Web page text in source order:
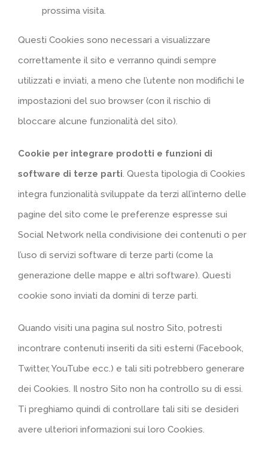
prossima visita.
Questi Cookies sono necessari a visualizzare
correttamente il sito e verranno quindi sempre
utilizzati e inviati, a meno che l’utente non modifichi le
impostazioni del suo browser (con il rischio di
bloccare alcune funzionalità del sito).
Cookie per integrare prodotti e funzioni di
software di terze parti . Questa tipologia di Cookies
integra funzionalità sviluppate da terzi all’interno delle
pagine del sito come le preferenze espresse sui
Social Network nella condivisione dei contenuti o per
l’uso di servizi software di terze parti (come la
generazione delle mappe e altri software). Questi
cookie sono inviati da domini di terze parti.
Quando visiti una pagina sul nostro Sito, potresti
incontrare contenuti inseriti da siti esterni (Facebook,
Twitter, YouTube ecc.) e tali siti potrebbero generare
dei Cookies. Il nostro Sito non ha controllo su di essi.
Ti preghiamo quindi di controllare tali siti se desideri
avere ulteriori informazioni sui loro Cookies.